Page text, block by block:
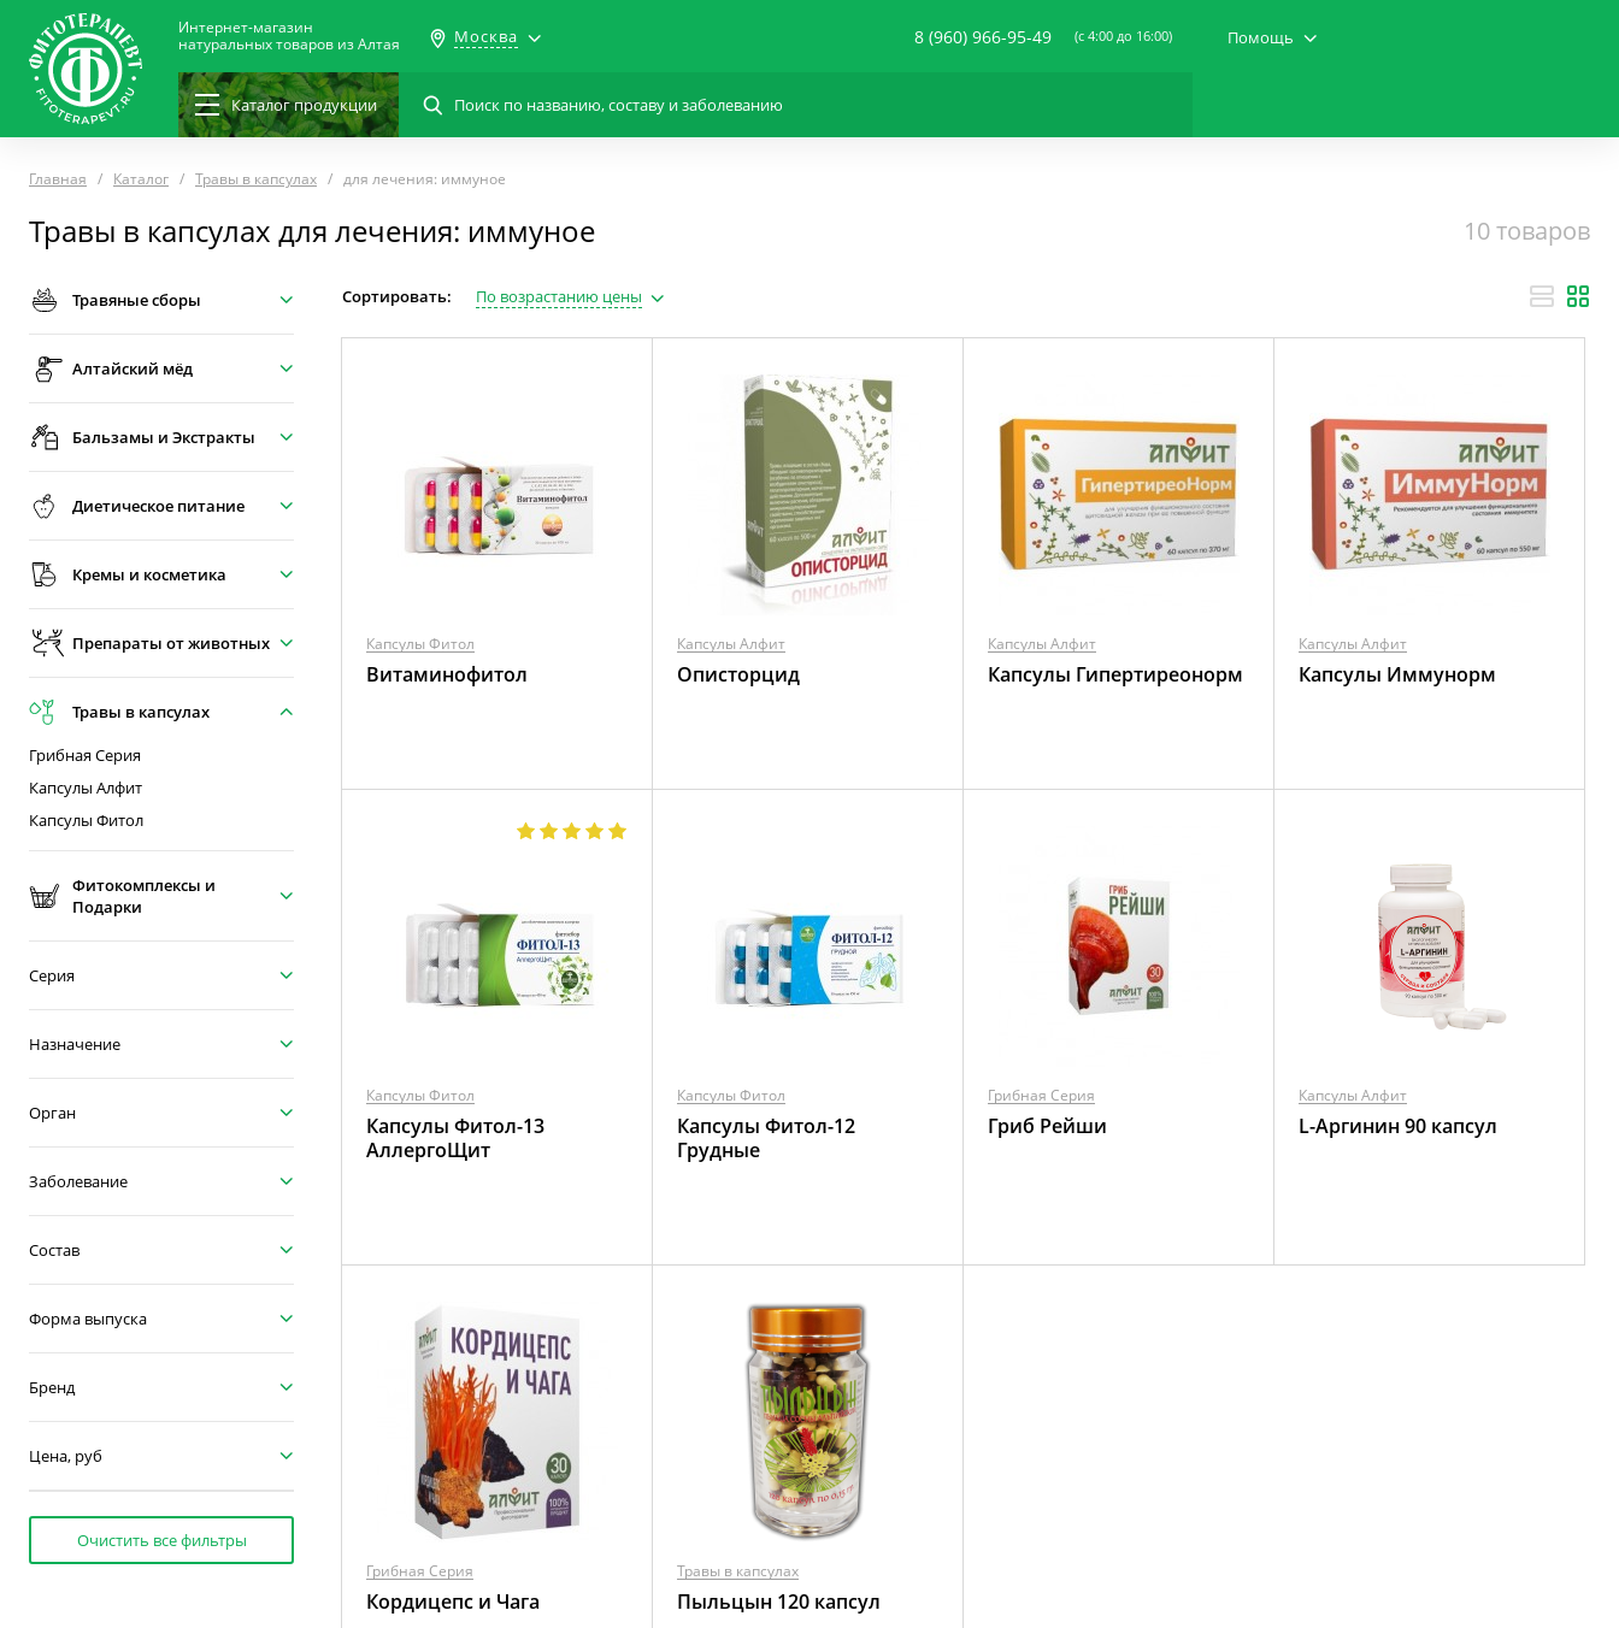
Интернет-магазин
натуральных товаров из Алтая
Москва 8 (960) 966-95-49 (c 4:00 до 16:00) Помощь
Каталогпродукции
Главная Каталог Травы в капсулах для лечения: иммуное
Травы в капсулах для лечения: иммуное
Травяные сборы
Алтайский мёд
Бальзамы и Экстракты
Диетическое питание
Кремы и косметика
Препараты от животных
Травы в капсулах
Грибная Серия
Капсулы Алфит
Капсулы Фитол
Фитокомплексы и
Подарки
Серия
Назначение
Орган
Заболевание
Состав
Форма выпуска
Бренд
Цена, руб
Очистить все фильтры
Сортировать: По возрастанию цены
10 товаров
Капсулы Фитол
Витаминофитол
Капсулы Алфит
Описторцид
Капсулы Алфит
Капсулы Гипертиреонорм
Капсулы Алфит
Капсулы Иммунорм
Капсулы Фитол
Капсулы Фитол-13
АллергоЩит
Капсулы Фитол
Капсулы Фитол-12
Грудные
Грибная Серия
Гриб Рейши
Капсулы Алфит
L-Аргинин 90 капсул
Грибная Серия
Кордицепс и Чага
Травы в капсулах
Пыльцын 120 капсул